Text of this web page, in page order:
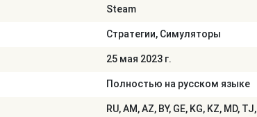
Steam
Стратегии, Симуляторы
25 мая 2023 г.
Полностью на русском языке
RU, AM, AZ, BY, GE, KG, KZ, MD, TJ,